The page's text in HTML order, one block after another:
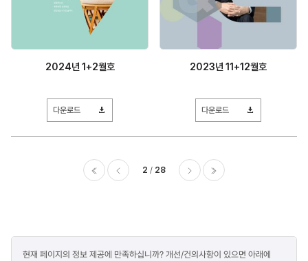
2024년 1+2월호
다운로드
2023년 11+12월호
다운로드
2 28
만족도
현재 페이지의 정보 제공에 만족하십니까? 개선/건의사항이 있으면 아래에